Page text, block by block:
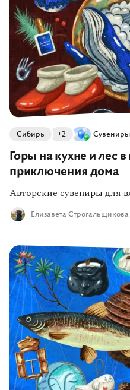
Сувениры
+2
Сибирь
Горы на кухне и лес
приключения дома
Авторские сувениры для
Елизавета Строгальщикова